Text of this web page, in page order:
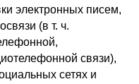
электронных писем,
(в т. ч.
связи),
сетях и